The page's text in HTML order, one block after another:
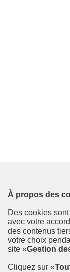
À propos des
Des cookies
avec votre
des contenus
votre choix
site «Gestion
Cliquez sur «